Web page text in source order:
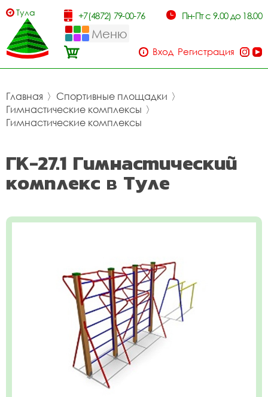
Тула +7(4872) 79-00-76 Пн-Пт с 9.00 до 18.00
Меню
Вход Регистрация
Главная 〉 Спортивные площадки 〉
Гимнастические комплексы 〉
Гимнастические комплексы
ГК-27.1 Гимнастический
комплекс в Туле